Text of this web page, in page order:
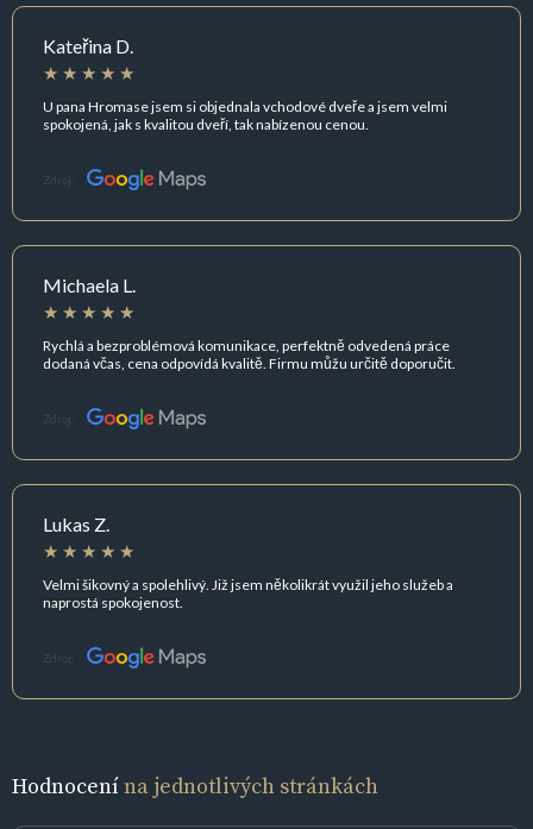
Kateřina D.
U pana Hromase jsem si objednala vchodové dveře a jsem velmi
spokojená, jak s kvalitou dveří, tak nabízenou cenou.
Zdroj:
Michaela L.
Rychlá a bezproblémová komunikace, perfektně odvedená práce
dodaná včas, cena odpovídá kvalitě. Firmu můžu určitě doporučit.
Zdroj:
Lukas Z.
Velmi šikovný a spolehlivý. Již jsem několikrát využil jeho služeb a
naprostá spokojenost.
Zdroj:
Hodnocenína jednotlivých stránkách